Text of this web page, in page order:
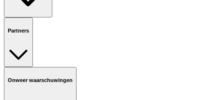
Partners
Onweer waarschuwingen